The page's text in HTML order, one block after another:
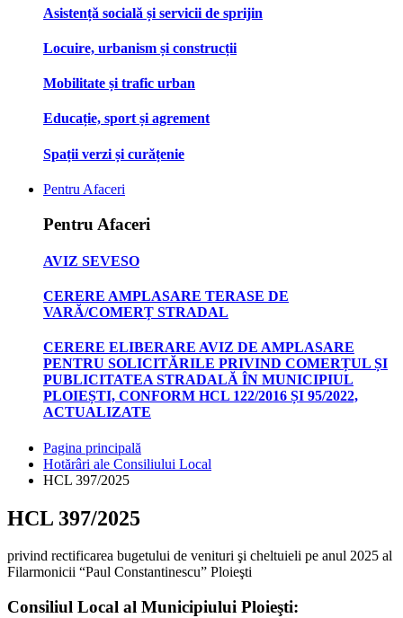
Asistență socială și servicii de sprijin
Locuire, urbanism și construcții
Mobilitate și trafic urban
Educație, sport și agrement
Spații verzi și curățenie
Pentru Afaceri
Pentru Afaceri
AVIZ SEVESO
CERERE AMPLASARE TERASE DE
VARĂ/COMERȚ STRADAL
CERERE ELIBERARE AVIZ DE AMPLASARE
PENTRU SOLICITĂRILE PRIVIND COMERȚUL ȘI
PUBLICITATEA STRADALĂ ÎN MUNICIPIUL
PLOIEȘTI, CONFORM HCL 122/2016 ȘI 95/2022,
ACTUALIZATE
Pagina principală
Hotărâri ale Consiliului Local
HCL 397/2025
HCL 397/2025
privind rectificarea bugetului de venituri şi cheltuieli pe anul 2025 al
Filarmonicii “Paul Constantinescu” Ploieşti
Consiliul Local al Municipiului Ploieşti: